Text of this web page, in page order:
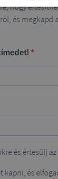
hogy
és megkapd
és értesülj
kapni, és